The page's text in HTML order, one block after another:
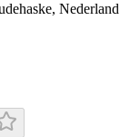
Nederland